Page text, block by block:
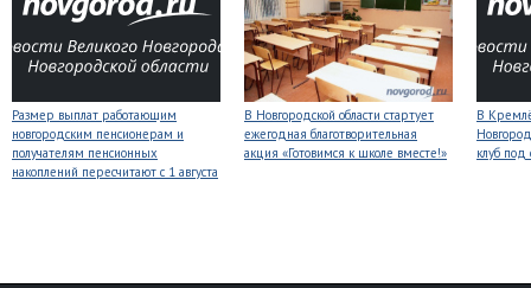
Размер выплат работающим
новгородским пенсионерам и
получателям пенсионных
накоплений пересчитают с 1 августа
В Новгородской области стартует
ежегодная благотворительная
акция «Готовимся к школе вместе!»
В
клуб